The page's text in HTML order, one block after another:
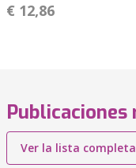
€ 12,86
Publicaciones
Ver la lista completa